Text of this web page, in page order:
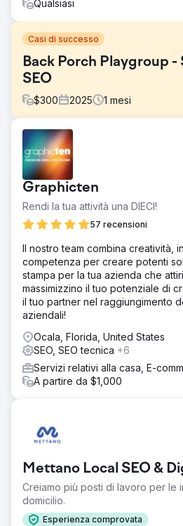
Qualsiasi
Casi di successo
Back Porch Playgroup -
SEO
$300 2025 1 mesi
Sfida
La cliente aveva un budget
vedere che tipo di lavoro SEO
per il sito web della sua scuola
Raleigh, nella Carolina del Nord,
notevole. Al momento della nostra
riuscito a trovarla tra le prime 100
all'aperto" di Raliegh.
Soluzione
Dopo aver eseguito una rapida
elementi che necessitavano
ambiti SEO (SEO Tecnica, SEO
Ho accettato quattro ore di lavoro
includevano SEO Tecnica, SEO
corretto un importante problema di
duplicati). La parte On Page ha
parole chiave di base e
Description, titoli di pagina e tag alt
parte Off Page ha incluso
Dopo un mese, le sue
aumentare e i clic hanno iniziato
era nella Top 100, ora è in terza
materne all'aperto" a Raliegh. C'è
fare, ma era contenta di aver
grazie al mio lavoro.
cliente finché il suo budget lo
Graphicten
Rendi la tua attività una DIECI!
57 recensioni
Il nostro team combina creatività,
competenza per creare potenti
stampa per la tua azienda che
massimizzino il tuo potenziale di
il tuo partner nel raggiungimento
aziendali!
Ocala, Florida, United States
SEO, SEO tecnica +6
Servizi relativi alla casa, E-
A partire da $1,000
Mettano Local SEO &
Creiamo più posti di lavoro per le
domicilio.
Esperienza comprovata